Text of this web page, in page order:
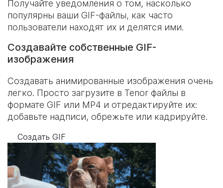
Получайте уведомления о том, насколько
популярны ваши GIF-файлы, как часто
пользователи находят их и делятся ими.
Создавайте собственные GIF-
изображения
Создавать анимированные изображения очень
легко. Просто загрузите в Tenor файлы в
формате GIF или MP4 и отредактируйте их:
добавьте надписи, обрежьте или кадрируйте.
Создать GIF